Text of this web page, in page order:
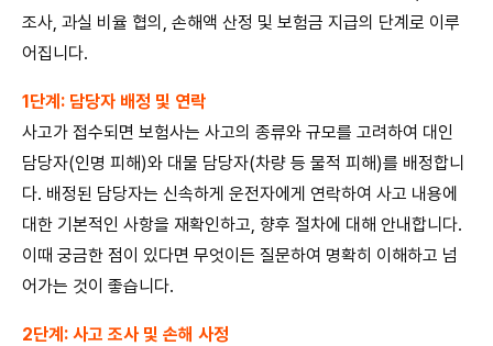
조사, 과실 비율 협의, 손해액 산정 및 보험금 지급의 단계로 이루
어집니다.
1단계: 담당자 배정 및 연락
사고가 접수되면 보험사는 사고의 종류와 규모를 고려하여 대인
담당자(인명 피해)와 대물 담당자(차량 등 물적 피해)를 배정합니
다. 배정된 담당자는 신속하게 운전자에게 연락하여 사고 내용에
대한 기본적인 사항을 재확인하고, 향후 절차에 대해 안내합니다.
이때 궁금한 점이 있다면 무엇이든 질문하여 명확히 이해하고 넘
어가는 것이 좋습니다.
2단계: 사고 조사 및 손해 사정